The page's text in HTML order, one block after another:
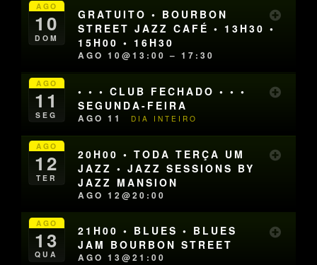
AGO
10
DOM
GRATUITO • BOURBON
STREET JAZZ CAFÉ • 13H30 •
15H00 • 16H30
AGO 10@13:00 – 17:30
AGO
11
SEG
• • • CLUB FECHADO • • •
SEGUNDA-FEIRA
AGO 11 DIA INTEIRO
AGO
12
TER
20H00 • TODA TERÇA UM
JAZZ • JAZZ SESSIONS BY
JAZZ MANSION
AGO 12@20:00
AGO
13
QUA
21H00 • BLUES • BLUES
JAM BOURBON STREET
AGO 13@21:00